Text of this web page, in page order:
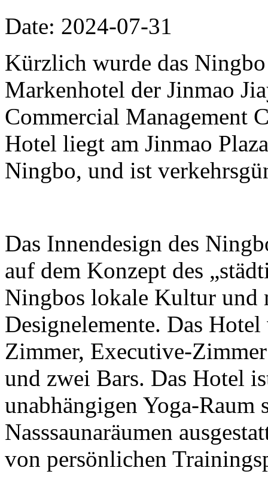
Date: 2024-07-31
Kürzlich wurde das
Markenhotel der Jinmao
Commercial Management
Hotel liegt am Jinmao
Ningbo, und ist
Das Innendesign des
auf dem Konzept des
Ningbos lokale Kultur und
Designelemente. Das
Zimmer, Executive-
und zwei Bars. Das Hotel
unabhängigen Yoga-Raum
Nasssaunaräumen
von persönlichen